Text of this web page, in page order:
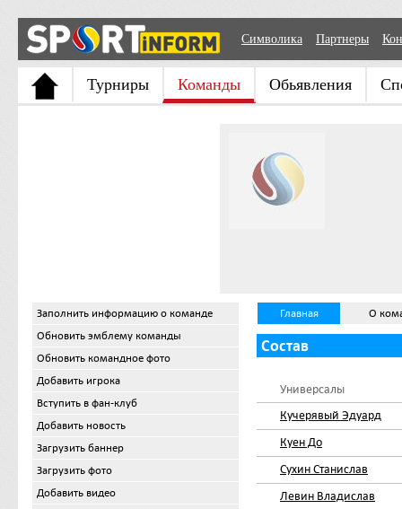
Символика Партнеры
Турниры Команды Обьявления
Заполнить информацию о команде
Обновить эмблему команды
Обновить командное фото
Добавить игрока
Вступить в фан-клуб
Добавить новость
Загрузить баннер
Загрузить фото
Добавить видео
Главная О
Состав
Универсалы
Кучерявый Эдуард
Куен До
Сухин Станислав
Левин Владислав